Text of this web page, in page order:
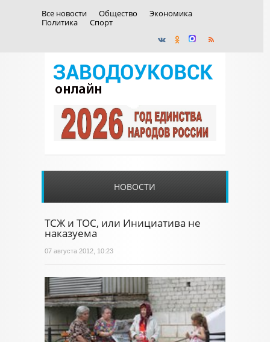
Все новости Общество
Экономика
Политика
Спорт
НОВОСТИ
ТСЖ и ТОС, или Инициатива не
наказуема
07 августа 2012, 10:23